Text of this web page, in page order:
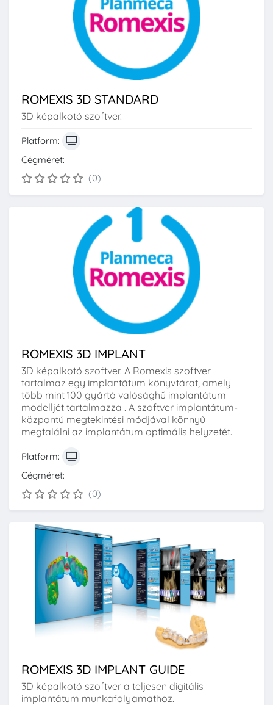
ROMEXIS 3D STANDARD
3D képalkotó szoftver.
Platform:
Cégméret:
(0)
ROMEXIS 3D IMPLANT
3D képalkotó szoftver. A Romexis szoftver
tartalmaz egy implantátum könyvtárat, amely
több mint 100 gyártó valósághű implantátum
modelljét tartalmazza . A szoftver implantátum-
központú megtekintési módjával könnyű
megtalálni az implantátum optimális helyzetét.
Platform:
Cégméret:
(0)
ROMEXIS 3D IMPLANT GUIDE
3D képalkotó szoftver a teljesen digitális
implantátum munkafolyamathoz.